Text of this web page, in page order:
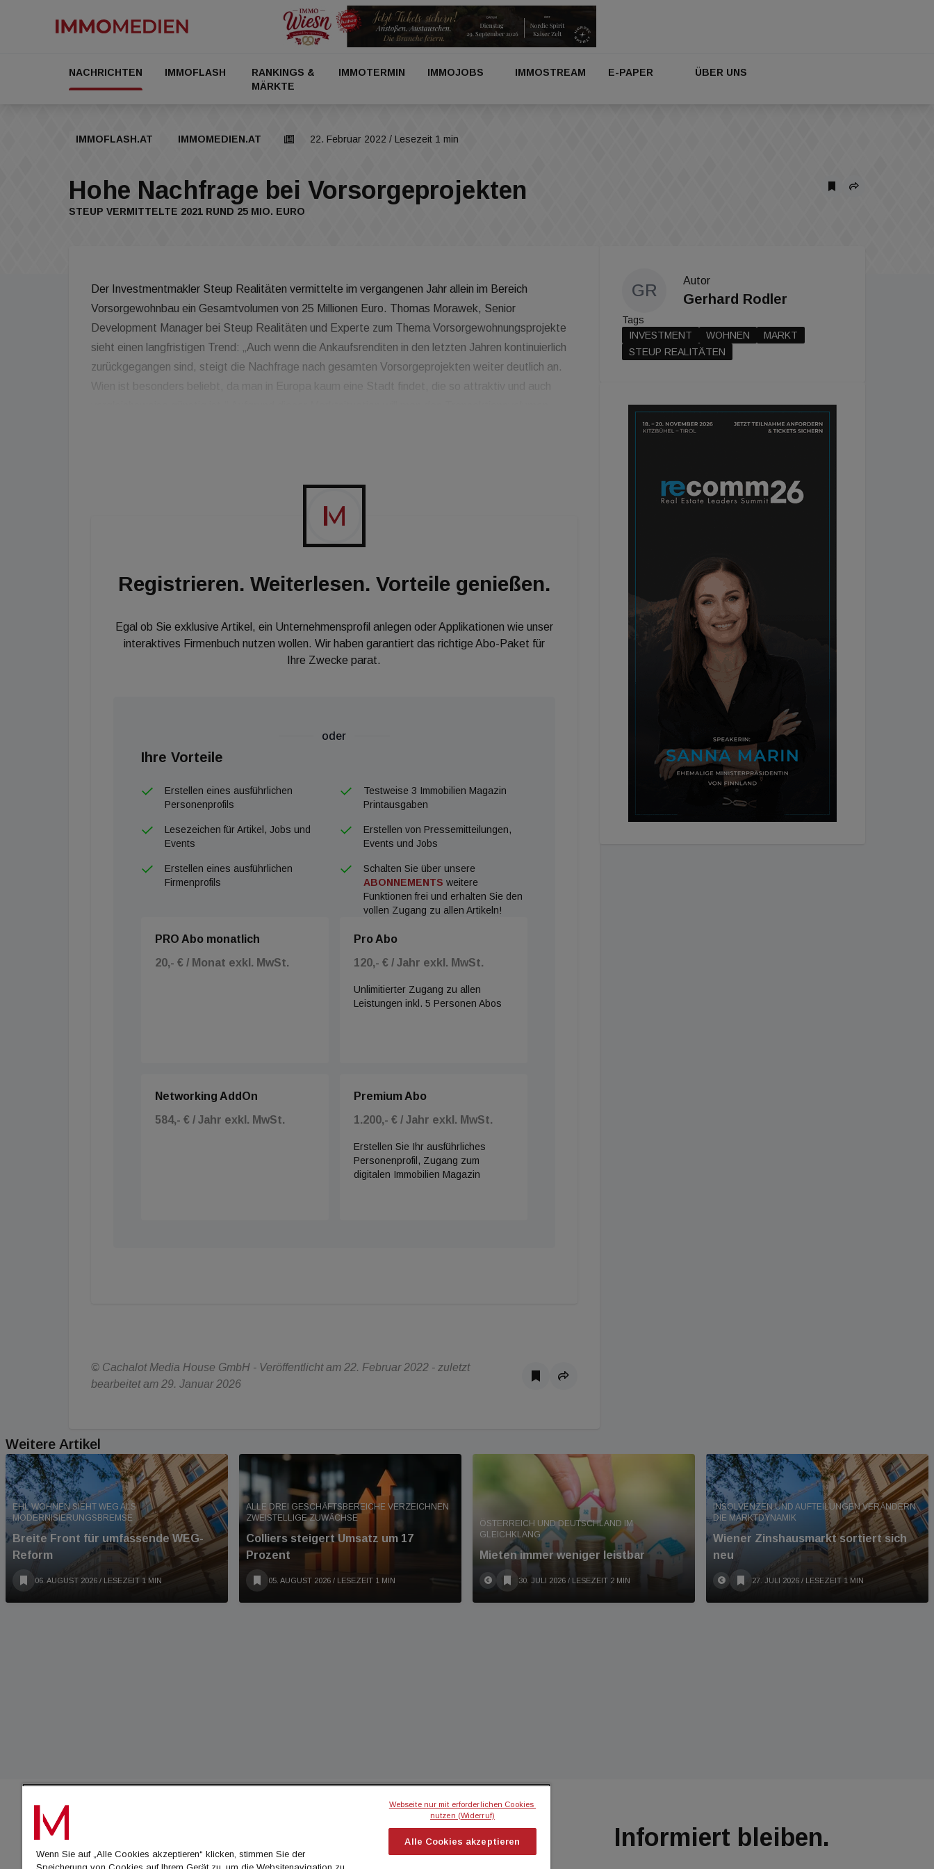
NACHRICHTEN IMMOFLASH
RANKINGS &
MÄRKTE
IMMOTERMIN IMMOJOBS IMMOSTREAM E-PAPER ÜBER UNS
IMMOFLASH.AT IMMOMEDIEN.AT 22. Februar 2022 / Lesezeit 1 min
Hohe Nachfrage bei Vorsorgeprojekten
STEUP VERMITTELTE 2021 RUND 25 MIO. EURO
Der Investmentmakler Steup Realitäten vermittelte im vergangenen Jahr allein im Bereich
Vorsorgewohnbau ein Gesamtvolumen von 25 Millionen Euro. Thomas Morawek, Senior
Development Manager bei Steup Realitäten und Experte zum Thema Vorsorgewohnungsprojekte
sieht einen langfristigen Trend: „Auch wenn die Ankaufsrenditen in den letzten Jahren kontinuierlich
zurückgegangen sind, steigt die Nachfrage nach gesamten Vorsorgeprojekten weiter deutlich an.
Wien ist besonders beliebt, da man in Europa kaum eine Stadt findet, die so attraktiv und auch
Verkehrsnetz, sowie eine exzellente Nahversorgung bieten.
Registrieren. Weiterlesen. Vorteile genießen.
Egal ob Sie exklusive Artikel, ein Unternehmensprofil anlegen oder Applikationen wie unser
interaktives Firmenbuch nutzen wollen. Wir haben garantiert das richtige Abo-Paket für
Ihre Zwecke parat.
oder
Ihre Vorteile
Erstellen eines ausführlichen
Personenprofils
Testweise 3 Immobilien Magazin
Printausgaben
Lesezeichen für Artikel, Jobs und
Events
Erstellen von Pressemitteilungen,
Events und Jobs
Erstellen eines ausführlichen
Firmenprofils
Schalten Sie über unsere
ABONNEMENTS weitere
Funktionen frei und erhalten Sie den
vollen Zugang zu allen Artikeln!
PRO Abo monatlich
20,- € / Monat exkl. MwSt.
Pro Abo
120,- € / Jahr exkl. MwSt.
Unlimitierter Zugang zu allen
Leistungen inkl. 5 Personen Abos
Networking AddOn
584,- € / Jahr exkl. MwSt.
Premium Abo
1.200,- € / Jahr exkl. MwSt.
Erstellen Sie Ihr ausführliches
Personenprofil, Zugang zum
digitalen Immobilien Magazin
© Cachalot Media House GmbH - Veröffentlicht am 22. Februar 2022 - zuletzt
bearbeitet am 29. Januar 2026
GR
Autor
Gerhard Rodler
Tags
INVESTMENT
WOHNEN
MARKT
STEUP REALITÄTEN
Weitere Artikel
EHL WOHNEN SIEHT WEG ALS
MODERNISIERUNGSBREMSE
Breite Front für umfassende WEG-
Reform
06. AUGUST 2026 / LESEZEIT 1 MIN
ALLE DREI GESCHÄFTSBEREICHE VERZEICHNEN
ZWEISTELLIGE ZUWÄCHSE
Colliers steigert Umsatz um 17
Prozent
05. AUGUST 2026 / LESEZEIT 1 MIN
ÖSTERREICH UND DEUTSCHLAND IM
GLEICHKLANG
Mieten immer weniger leistbar
30. JULI 2026 / LESEZEIT 2 MIN
INSOLVENZEN UND AUFTEILUNGEN VERÄNDERN
DIE MARKTDYNAMIK
Wiener Zinshausmarkt sortiert sich
neu
27. JULI 2026 / LESEZEIT 1 MIN
IMMOBILIEN MAGAZIN
immoflash
ICH MÖCHTE... Informiert bleiben.
Wenn Sie auf „Alle Cookies akzeptieren“ klicken, stimmen Sie der
Webseite nur mit erforderlichen Cookies
nutzen (Widerruf)
Alle Cookies akzeptieren